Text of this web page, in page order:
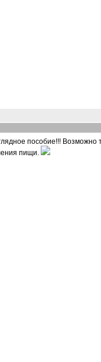
пособие!!! Возможно
пищи.